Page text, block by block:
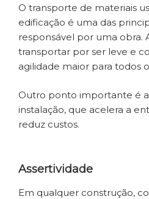
O transporte de materiais
edificação é uma das
responsável por uma obra.
transportar por ser leve e
agilidade maior para todos
Outro ponto importante é
instalação, que acelera a
reduz custos.
Assertividade
Em qualquer construção,